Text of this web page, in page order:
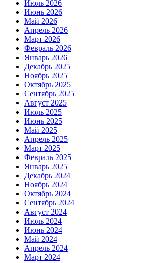
Июль 2026
Июнь 2026
Май 2026
Апрель 2026
Март 2026
Февраль 2026
Январь 2026
Декабрь 2025
Ноябрь 2025
Октябрь 2025
Сентябрь 2025
Август 2025
Июль 2025
Июнь 2025
Май 2025
Апрель 2025
Март 2025
Февраль 2025
Январь 2025
Декабрь 2024
Ноябрь 2024
Октябрь 2024
Сентябрь 2024
Август 2024
Июль 2024
Июнь 2024
Май 2024
Апрель 2024
Март 2024